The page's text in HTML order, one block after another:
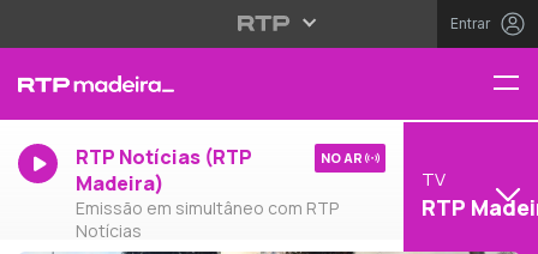
Entrar
RTP Notícias (RTP
Madeira)
Emissão em simultâneo com RTP
Notícias
NO AR
TV
RTP